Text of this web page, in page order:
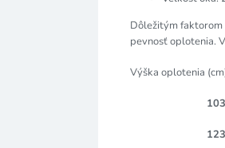
Dôležitým
pevnosť oplotenia.
Výška oplotenia
103
123